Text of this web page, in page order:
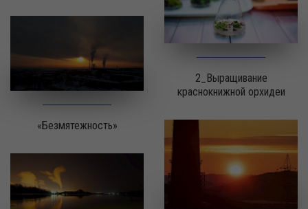
«Безмятежность»
2_Выращивание
краснокнижной орхидеи